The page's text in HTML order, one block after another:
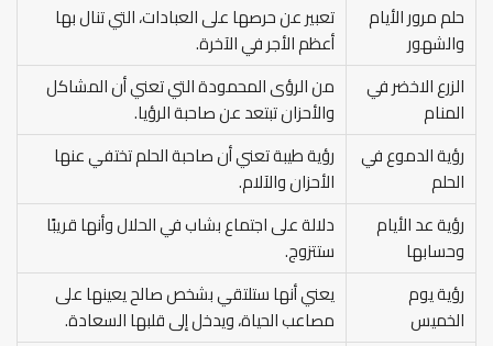
حلم مرور الأيام
والشهور
تعبير عن حرصها على العبادات، التي تنال بها
أعظم الأجر في الآخرة.
الزرع الاخضر في
المنام
من الرؤى المحمودة التي تعني أن المشاكل
والأحزان تبتعد عن صاحبة الرؤيا.
رؤية الدموع في
الحلم
رؤية طيبة تعني أن صاحبة الحلم تختفي عنها
الأحزان والآلام.
رؤية عد الأيام
وحسابها
دلالة على اجتماع بشاب في الحلال وأنها قريبًا
ستتزوج.
رؤية يوم
الخميس
يعني أنها ستلتقي بشخص صالح يعينها على
مصاعب الحياة، ويدخل إلى قلبها السعادة.